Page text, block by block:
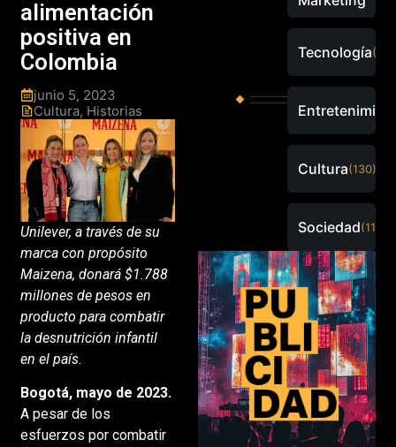
alimentación
positiva en
Colombia
junio 5, 2023
Cultura, Historias
Unilever, a través de su
marca con propósito
Maizena, donará $1.788
millones de pesos en
producto para combatir
la desnutrición infantil
en el país.
Bogotá, mayo de 2023.
A pesar de los
esfuerzos por combatir
Tecnología
Cultura(130)
Sociedad(115)